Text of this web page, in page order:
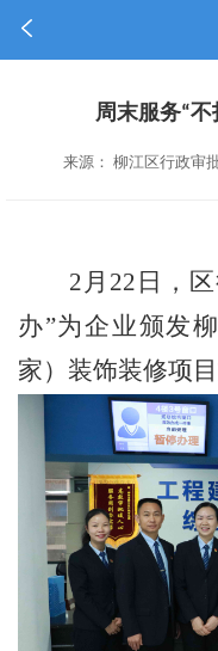
周末服务“不
来源： 柳江区行政审
2 月 22 日，
办”为企业颁发
家）装饰装修项